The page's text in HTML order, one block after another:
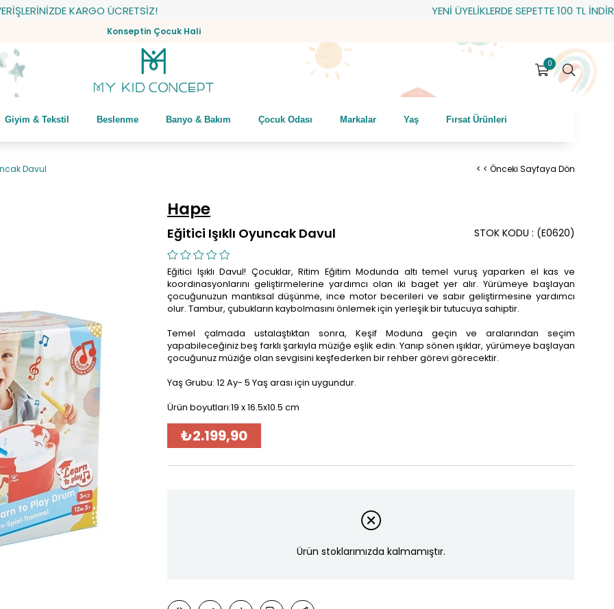
KARGO ÜCRETSİZ! YENİ ÜYELİKLERDE SEPETTE 100 TL İNDİRİM!
Konseptin Çocuk Hali
0
Giyim & Tekstil Beslenme Banyo & Bakım Çocuk Odası Markalar Yaş Fırsat Ürünleri
Davul < < Önceki Sayfaya Dön
Hape
Eğitici Işıklı Oyuncak Davul (E0620)
STOK KODU
Eğitici Işıklı Davul! Çocuklar, Ritim Eğitim Modunda altı temel vuruş yaparken el kas ve
koordinasyonlarını geliştirmelerine yardımcı olan iki baget yer alır. Yürümeye başlayan
çocuğunuzun mantıksal düşünme, ince motor becerileri ve sabır geliştirmesine yardımcı
olur. Tambur, çubukların kaybolmasını önlemek için yerleşik bir tutucuya sahiptir.
Temel çalmada ustalaştıktan sonra, Keşif Moduna geçin ve aralarından seçim
yapabileceğiniz beş farklı şarkıyla müziğe eşlik edin. Yanıp sönen ışıklar, yürümeye başlayan
çocuğunuz müziğe olan sevgisini keşfederken bir rehber görevi görecektir.
Yaş Grubu: 12 Ay- 5 Yaş arası için uygundur.
Ürün boyutları:19 x 16.5x10.5 cm
₺2.199,90
Ürün stoklarımızda kalmamıştır.